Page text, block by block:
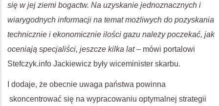
się w jej ziemi bogactw. Na uzyskanie jednoznacznych i
wiarygodnych informacji na temat możliwych do pozyskania
technicznie i ekonomicznie ilości gazu należy poczekać, jak
oceniają specjaliści, jeszcze kilka lat– mówi portalowi
Stefczyk.info Jackiewicz były wiceminister skarbu.
I dodaje, że obecnie uwaga państwa powinna
skoncentrować się na wypracowaniu optymalnej strategii